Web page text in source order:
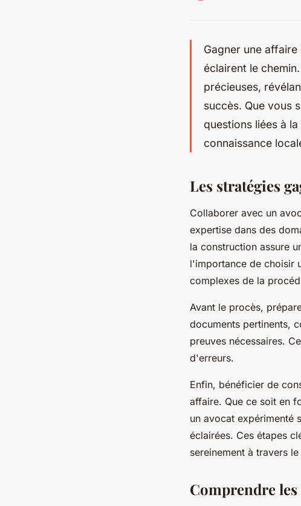
Gagner une
éclairent le
précieuses,
succès. Que vous
questions liées à
connaissance
Les stratégies
Collaborer avec un
expertise dans des
la construction assure
l'importance de choisir
complexes de la
Avant le procès,
documents pertinents,
preuves nécessaires.
d'erreurs.
Enfin, bénéficier de
affaire. Que ce soit en
un avocat expérimenté
éclairées. Ces étapes
sereinement à travers
Comprendre